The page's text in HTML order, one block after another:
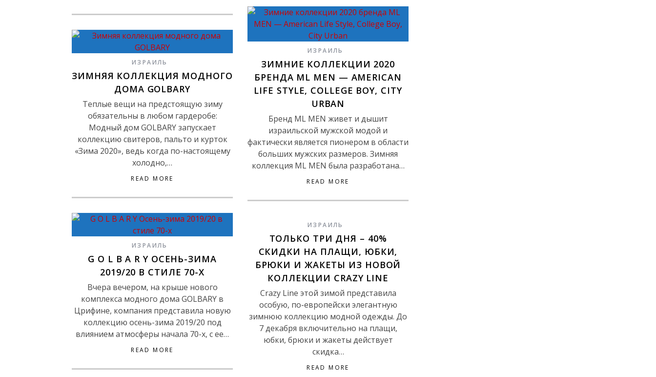
ИЗРАИЛЬ
ЗИМНИЕ КОЛЛЕКЦИИ 2020
БРЕНДА ML MEN — AMERICAN
LIFE STYLE, COLLEGE BOY, CITY
URBAN
Бренд ML MEN живет и дышит
израильской мужской модой и
фактически является пионером в области
больших мужских размеров. Зимняя
коллекция ML MEN была разработана…
READ MORE
ИЗРАИЛЬ
ЗИМНЯЯ КОЛЛЕКЦИЯ МОДНОГО
ДОМА GOLBARY
Теплые вещи на предстоящую зиму
обязательны в любом гардеробе:
Модный дом GOLBARY запускает
коллекцию свитеров, пальто и курток
«Зима 2020», ведь когда по-настоящему
холодно,…
READ MORE
ИЗРАИЛЬ
G O L B A R Y ОСЕНЬ-ЗИМА
2019/20 В СТИЛЕ 70-Х
Вчера вечером, на крыше нового
комплекса модного дома GOLBARY в
Црифине, компания представила новую
коллекцию осень-зима 2019/20 под
влиянием атмосферы начала 70-х, с ее…
READ MORE
ИЗРАИЛЬ
ТОЛЬКО ТРИ ДНЯ – 40%
СКИДКИ НА ПЛАЩИ, ЮБКИ,
БРЮКИ И ЖАКЕТЫ ИЗ НОВОЙ
КОЛЛЕКЦИИ CRAZY LINE
Crazy Line этой зимой представила
особую, по-европейски элегантную
зимнюю коллекцию модной одежды. До
7 декабря включительно на плащи,
юбки, брюки и жакеты действует
скидка…
READ MORE